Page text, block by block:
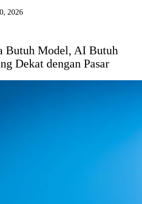
2026
Butuh Model, AI Butuh
Dekat dengan Pasar